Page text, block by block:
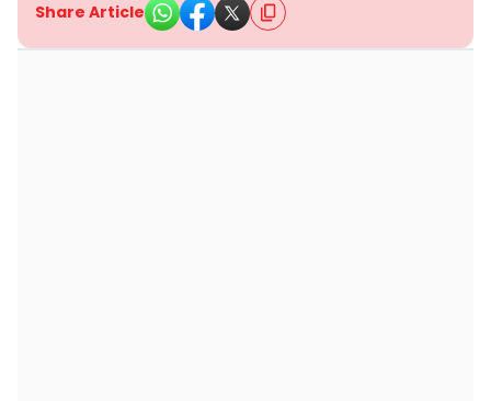
Share Article